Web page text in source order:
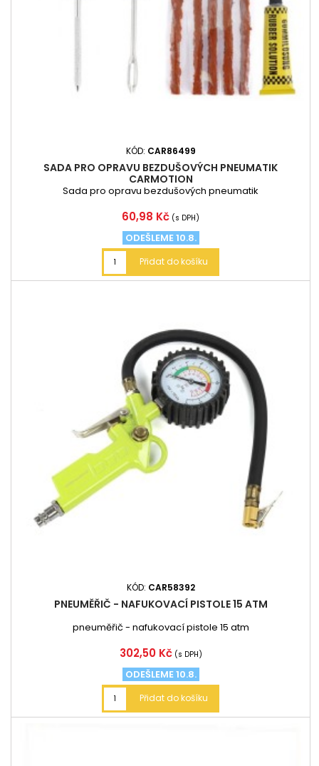
KÓD: CAR86499
SADA PRO OPRAVU BEZDUŠOVÝCH PNEUMATIK
CARMOTION
Sada pro opravu bezdušových pneumatik
Cena
60,98 Kč (s DPH)
ODEŠLEME 10.8.
Přidat do košíku
KÓD: CAR58392
PNEUMĚŘIČ - NAFUKOVACÍ PISTOLE 15 ATM
pneuměřič - nafukovací pistole 15 atm
Cena
302,50 Kč (s DPH)
ODEŠLEME 10.8.
Přidat do košíku